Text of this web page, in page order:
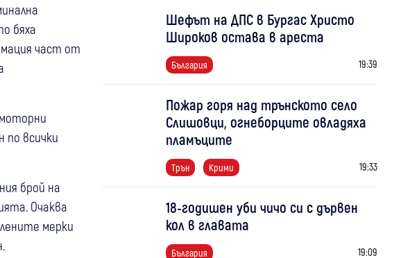
бяха
част от
по всички
брой на
Очаква
мерки
Шефът на ДПС в Бургас Христо
Широков остава в ареста
България 19:39
Пожар горя над трънското село
Слишовци, огнеборците овладяха
пламъците
Трън Крими 19:33
18-годишен уби чичо си с дървен
кол в главата
България 19:09